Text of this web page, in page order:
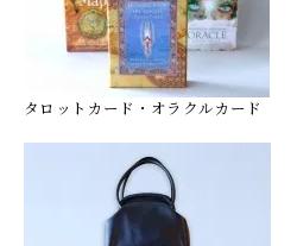
タロットカード・オラクルカード